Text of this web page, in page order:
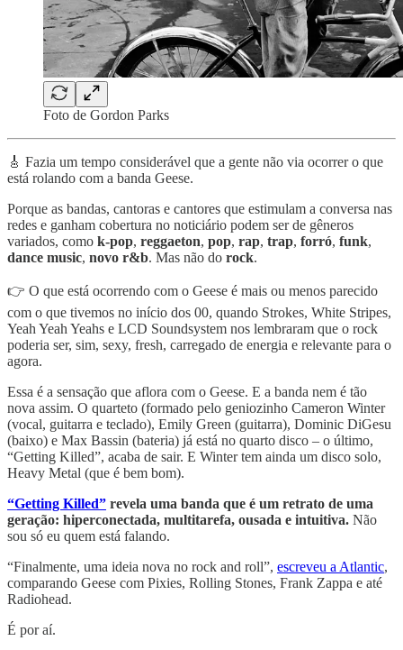
Foto de Gordon Parks
🎸 Fazia um tempo considerável que a gente não via ocorrer o que
está rolando com a banda Geese.
Porque as bandas, cantoras e cantores que estimulam a conversa nas
redes e ganham cobertura no noticiário podem ser de gêneros
variados, como k-pop, reggaeton, pop, rap, trap, forró, funk,
dance music, novo r&b. Mas não do rock.
👉 O que está ocorrendo com o Geese é mais ou menos parecido
com o que tivemos no início dos 00, quando Strokes, White Stripes,
Yeah Yeah Yeahs e LCD Soundsystem nos lembraram que o rock
poderia ser, sim, sexy, fresh, carregado de energia e relevante para o
agora.
Essa é a sensação que aflora com o Geese. E a banda nem é tão
nova assim. O quarteto (formado pelo geniozinho Cameron Winter
(vocal, guitarra e teclado), Emily Green (guitarra), Dominic DiGesu
(baixo) e Max Bassin (bateria) já está no quarto disco – o último,
“Getting Killed”, acaba de sair. E Winter tem ainda um disco solo,
Heavy Metal (que é bem bom).
“Getting Killed” revela uma banda que é um retrato de uma
geração: hiperconectada, multitarefa, ousada e intuitiva. Não
sou só eu quem está falando.
“Finalmente, uma ideia nova no rock and roll”, escreveu a Atlantic,
comparando Geese com Pixies, Rolling Stones, Frank Zappa e até
Radiohead.
É por aí.